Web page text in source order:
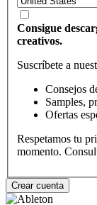
Consigue
creativos.
Suscríbete a
Consejos
Samples,
Ofertas
Respetamos tu
momento.